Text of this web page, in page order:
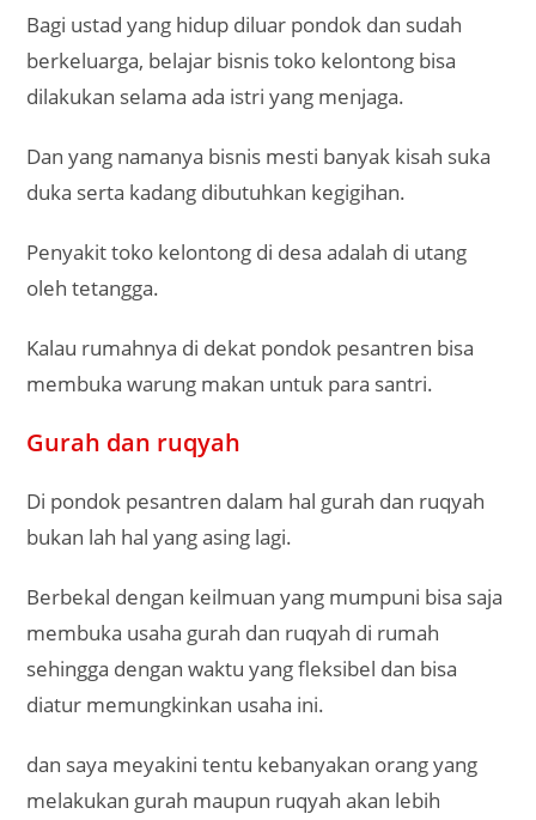
Bagi ustad yang hidup diluar pondok dan sudah
berkeluarga, belajar bisnis toko kelontong bisa
dilakukan selama ada istri yang menjaga.
Dan yang namanya bisnis mesti banyak kisah suka
duka serta kadang dibutuhkan kegigihan.
Penyakit toko kelontong di desa adalah di utang
oleh tetangga.
Kalau rumahnya di dekat pondok pesantren bisa
membuka warung makan untuk para santri.
Gurah dan ruqyah
Di pondok pesantren dalam hal gurah dan ruqyah
bukan lah hal yang asing lagi.
Berbekal dengan keilmuan yang mumpuni bisa saja
membuka usaha gurah dan ruqyah di rumah
sehingga dengan waktu yang fleksibel dan bisa
diatur memungkinkan usaha ini.
dan saya meyakini tentu kebanyakan orang yang
melakukan gurah maupun ruqyah akan lebih